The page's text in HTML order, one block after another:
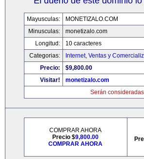
Mayusculas:
MONETIZALO.COM
Minusculas:
monetizalo.com
Longitud:
10 caracteres
Categorias:
Internet, Ventas y
Precio:
$9,800.00
Visitar!
monetizalo.com
Serán
COMPRAR AHORA
Precio $9,800.00
COMPRAR AHORA